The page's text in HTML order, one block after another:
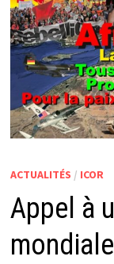
ACTUALITÉS / ICOR
Appel à